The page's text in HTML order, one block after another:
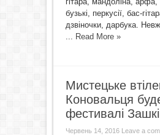
бузькі, перкусії, бас-
дзвіночки, дарбука.
... Read More »
Мистецьке
Коновальця
фестивалі
Червень 14, 2016 Leave a